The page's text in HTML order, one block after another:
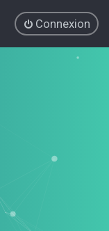
Connexion